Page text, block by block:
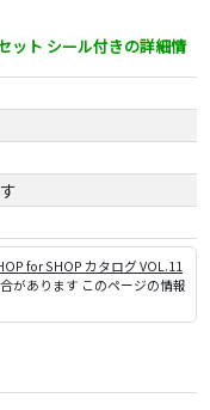
ット シール付きの詳細情
for SHOP カタログ VOL.11
があります このページの情報